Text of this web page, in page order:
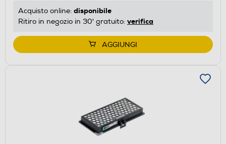
Acquisto online: disponibile
Ritiro in negozio in 30' gratuito: verifica
AGGIUNGI